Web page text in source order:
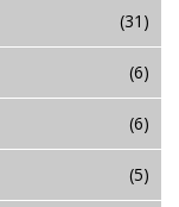
(31)
(6)
(6)
(5)